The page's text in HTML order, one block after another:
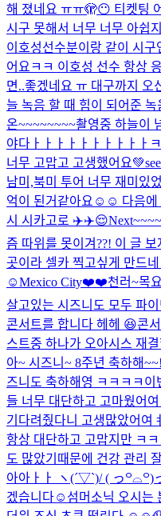
해 졌네요 ㅠㅠ🫣😶 티켓팅
시구 못해서 너무 너무 아쉽
이호성선수분이랑 같이 시
어요ㅋㅋ 이호성 선수 항상
면..좋겠네요 ㅠ 대구까지 오
늘 녹음 할 때 힘이 되어준
온~~~~~~~~촬영중 하늘이
야다ㅏㅏㅏㅏㅏㅏㅏㅏㅏㅏ
너무 고맙고 고생했어요
남미,북미 투어 너무 재미있
억이 된거같아요☺️☺️ 다음
시 시카고로 ✈️✈️😌
즘 따위를 못이겨??! 이 글
곳이라 셀카 찍고싶게 만드
☺️Mexico City❤️❤️천러~목
살고있는 시즈니도 모두 파
콘서트를 합니다 헤헤 😆콘
스트중 하나가 오아시스 재
아~ 시즈니~ 8주년 축하해
즈니도 축하해영 ㅋㅋㅋㅋ 이
들 너무 대단하고 고마웠어
기다려줬다니 고생많았어여
항상 대단하고 고맙지만 ㅋ
도 많았기때문에 건강 관리
아아ㅏㅏ ヽ(´▽`)/ ( っ
겠습니다☺️ 섬머소닉 오시는